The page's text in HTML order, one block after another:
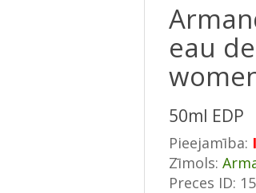
eau
50ml EDP
Pieejamība:
Zīmols:
Preces ID: